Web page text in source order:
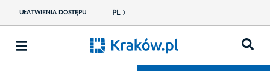
UŁATWIENIA DOSTĘPU PL